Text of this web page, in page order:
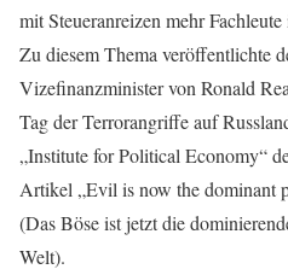
mit Steueranreizen mehr
Zu diesem Thema veröffentlichte
Vizefinanzminister von Ronald
Tag der Terrorangriffe auf
„Institute for Political Economy“
Artikel „Evil is now the dominant
(Das Böse ist jetzt die
Welt).